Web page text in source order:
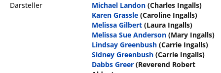
Darsteller
Michael Landon (Charles Ingalls)
Karen Grassle (Caroline Ingalls)
Melissa Gilbert (Laura Ingalls)
Melissa Sue Anderson (Mary Ingalls)
Lindsay Greenbush (Carrie Ingalls)
Sidney Greenbush (Carrie Ingalls)
Dabbs Greer (Reverend Robert